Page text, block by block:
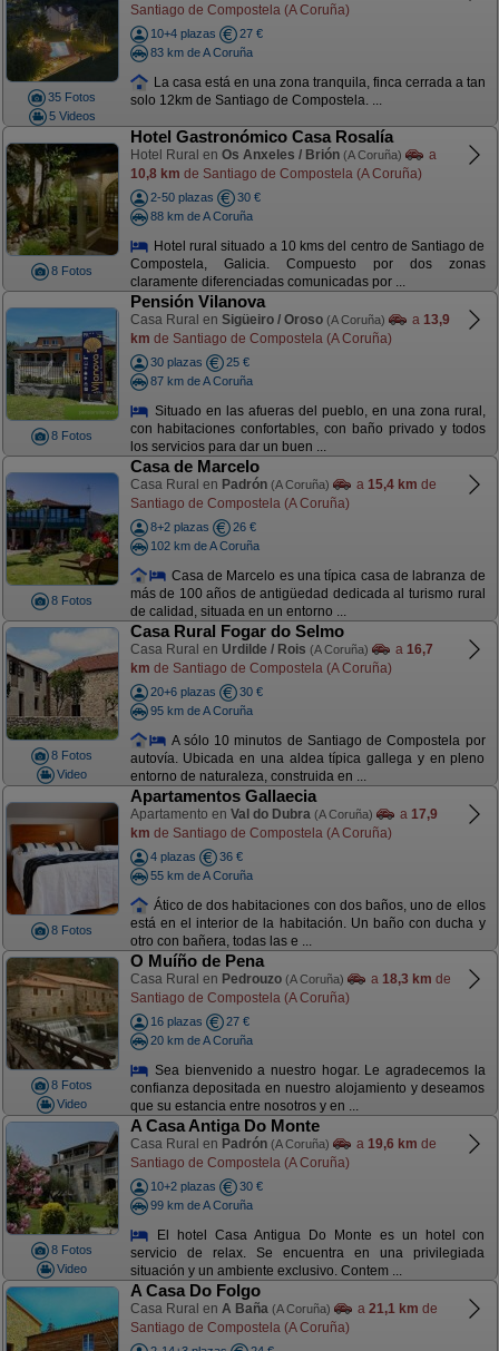
35 Fotos
5 Videos
Santiago de Compostela (A Coruña)
10+4 plazas
27 €
83 km de A Coruña
La casa está en una zona tranquila, finca cerrada a tan
solo 12km de Santiago de Compostela. ...
8 Fotos
Hotel Gastronómico Casa Rosalía
Hotel Rural en Os Anxeles / Brión (A Coruña)
a
10,8 km de Santiago de Compostela (A Coruña)
2-50 plazas
30 €
88 km de A Coruña
Hotel rural situado a 10 kms del centro de Santiago de
Compostela, Galicia. Compuesto por dos zonas
claramente diferenciadas comunicadas por ...
8 Fotos
Pensión Vilanova
Casa Rural en Sigüeiro / Oroso (A Coruña) a 13,9
km de Santiago de Compostela (A Coruña)
30 plazas
25 €
87 km de A Coruña
Situado en las afueras del pueblo, en una zona rural,
con habitaciones confortables, con baño privado y todos
los servicios para dar un buen ...
8 Fotos
Casa de Marcelo
Casa Rural en Padrón (A Coruña) a 15,4 km de
Santiago de Compostela (A Coruña)
8+2 plazas
26 €
102 km de A Coruña
Casa de Marcelo es una típica casa de labranza de
más de 100 años de antigüedad dedicada al turismo rural
de calidad, situada en un entorno ...
8 Fotos
Video
Casa Rural Fogar do Selmo
Casa Rural en Urdilde / Rois (A Coruña) a 16,7
km de Santiago de Compostela (A Coruña)
20+6 plazas
30 €
95 km de A Coruña
A sólo 10 minutos de Santiago de Compostela por
autovía. Ubicada en una aldea típica gallega y en pleno
entorno de naturaleza, construida en ...
8 Fotos
Apartamentos Gallaecia
Apartamento en Val do Dubra (A Coruña) a 17,9
km de Santiago de Compostela (A Coruña)
4 plazas
36 €
55 km de A Coruña
Ático de dos habitaciones con dos baños, uno de ellos
está en el interior de la habitación. Un baño con ducha y
otro con bañera, todas las e ...
8 Fotos
Video
O Muíño de Pena
Casa Rural en Pedrouzo (A Coruña) a 18,3 km de
Santiago de Compostela (A Coruña)
16 plazas
27 €
20 km de A Coruña
Sea bienvenido a nuestro hogar. Le agradecemos la
confianza depositada en nuestro alojamiento y deseamos
que su estancia entre nosotros y en ...
8 Fotos
Video
A Casa Antiga Do Monte
Casa Rural en Padrón (A Coruña) a 19,6 km de
Santiago de Compostela (A Coruña)
10+2 plazas
30 €
99 km de A Coruña
El hotel Casa Antigua Do Monte es un hotel con
servicio de relax. Se encuentra en una privilegiada
situación y un ambiente exclusivo. Contem ...
A Casa Do Folgo
Casa Rural en A Baña (A Coruña) a 21,1 km de
Santiago de Compostela (A Coruña)